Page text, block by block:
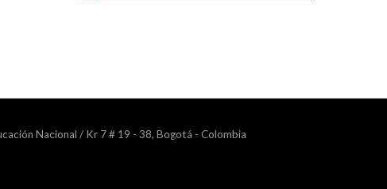
Nacional / Kr 7 # 19 - 38, Bogotá - Colombia